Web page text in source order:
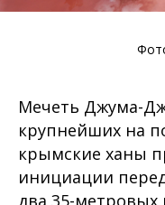
Мечеть Джума-
крупнейших на
крымские ханы
инициации